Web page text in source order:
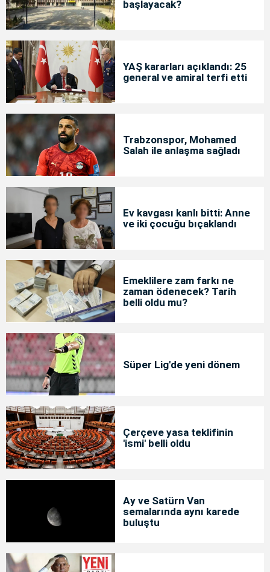
başlayacak?
YAŞ kararları açıklandı: 25
general ve amiral terfi etti
Trabzonspor, Mohamed
Salah ile anlaşma sağladı
Ev kavgası kanlı bitti: Anne
ve iki çocuğu bıçaklandı
Emeklilere zam farkı ne
zaman ödenecek? Tarih
belli oldu mu?
Süper Lig'de yeni dönem
Çerçeve yasa teklifinin
'ismi' belli oldu
Ay ve Satürn Van
semalarında aynı karede
buluştu